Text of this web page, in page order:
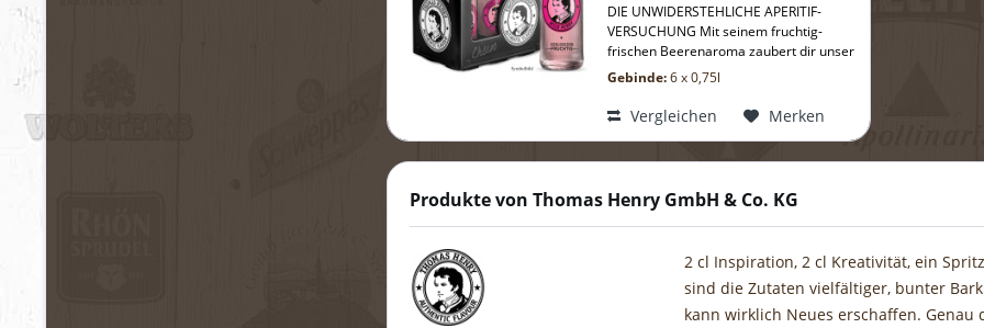
DIE UNWIDERSTEHLICHE APERITIF-
VERSUCHUNG Mit seinem fruchtig-
frischen Beerenaroma zaubert dir unser
Wild Berry deinen besonderen Aperitif-
Moment – egal wann, egal wo.
Gebinde:6 x 0,75l
Vergleichen Merken
Produkte von Thomas Henry GmbH & Co. KG
2 cl Inspiration, 2 cl Kreativität, ein
sind die Zutaten vielfältiger, bunter
kann wirklich Neues erschaffen.